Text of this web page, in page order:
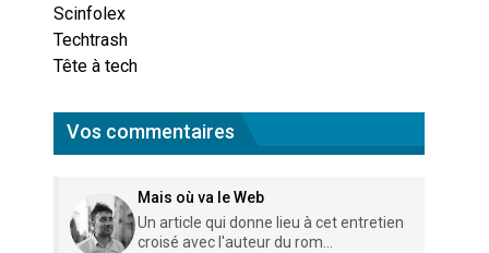
Scinfolex
Techtrash
Tête à tech
Vos commentaires
Mais où va le Web
Un article qui donne lieu à cet entretien
croisé avec l'auteur du rom...